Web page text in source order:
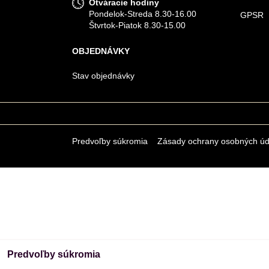
Otváracie hodiny
Pondelok-Streda 8.30-16.00
Štvrtok-Piatok 8.30-15.00
OBJEDNÁVKY
Stav objednávky
GPSR
Predvoľby súkromia Zásady ochrany osobných
Predvoľby súkromia